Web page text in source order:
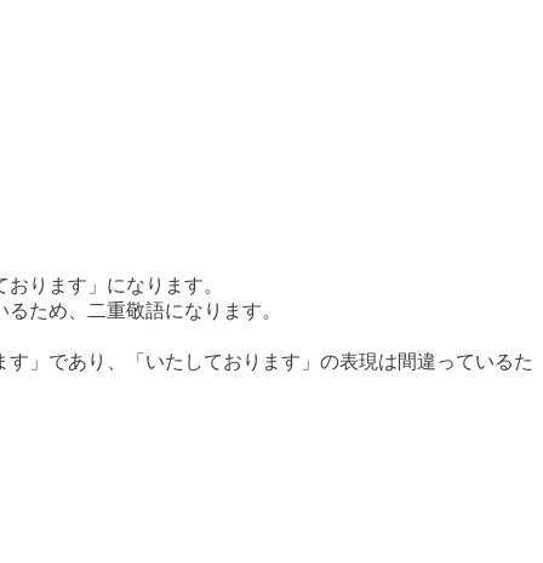
ります」になります。
ため、二重敬語になります。
」であり、「いたしております」の表現は間違っているた